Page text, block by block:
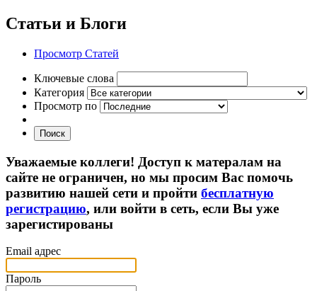
Статьи и Блоги
Просмотр Статей
Ключевые слова
Категория
Просмотр по
Поиск
Уважаемые коллеги! Доступ к матералам на
сайте не ограничен, но мы просим Вас помочь
развитию нашей сети и пройти бесплатную
регистрацию, или войти в сеть, если Вы уже
зарегистированы
Email адрес
Пароль